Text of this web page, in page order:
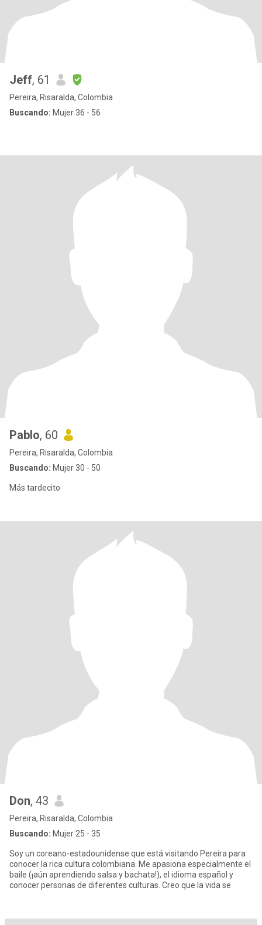
Jeff, 61
Pereira, Risaralda, Colombia
Buscando: Mujer 36 - 56
Pablo, 60
Pereira, Risaralda, Colombia
Buscando: Mujer 30 - 50
Más tardecito
Don, 43
Pereira, Risaralda, Colombia
Buscando: Mujer 25 - 35
Soy un coreano-estadounidense que está visitando Pereira para
conocer la rica cultura colombiana. Me apasiona especialmente el
baile (¡aún aprendiendo salsa y bachata!), el idioma español y
conocer personas de diferentes culturas. Creo que la vida se